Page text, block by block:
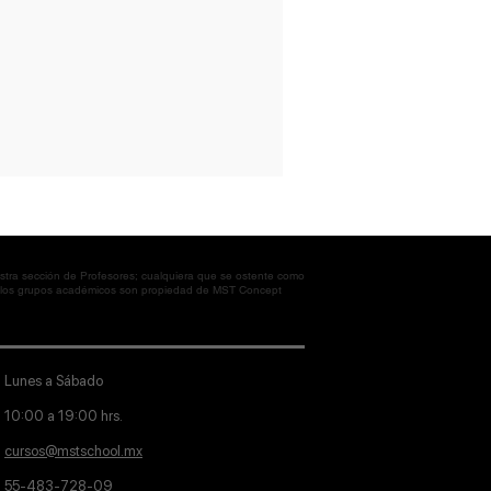
sección de Profesores; cualquiera que se ostente como
grupos académicos son propiedad de MST Concept
Lunes a Sábado
10:00 a 19:00 hrs.
cursos@mstschool.mx
55-483-728-09